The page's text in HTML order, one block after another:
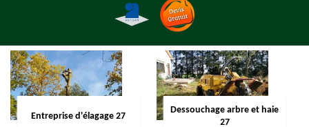
Entreprise d'élagage 27
Dessouchage arbre et haie
27